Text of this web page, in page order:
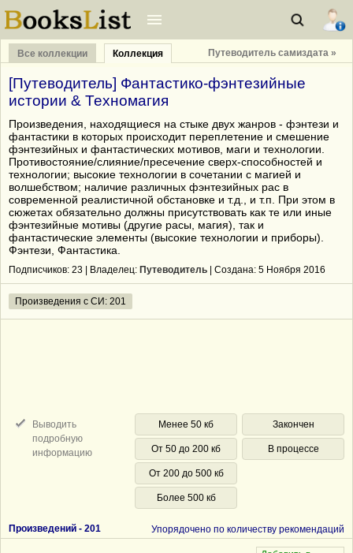
Все коллекции Коллекция Путеводитель самиздата »
[Путеводитель] Фантастико-фэнтезийные
истории & Техномагия
Произведения, находящиеся на стыке двух жанров - фэнтези и
фантастики в которых происходит переплетение и смешение
фэнтезийных и фантастических мотивов, маги и технологии.
Противостояние/слияние/пресечение сверх-способностей и
технологии; высокие технологии в сочетании с магией и
волшебством; наличие различных фэнтезийных рас в
современной реалистичной обстановке и т.д., и т.п. При этом в
сюжетах обязательно должны присутствовать как те или иные
фэнтезийные мотивы (другие расы, магия), так и
фантастические элементы (высокие технологии и приборы).
Фэнтези, Фантастика.
Подписчиков: 23 | Владелец: Путеводитель | Cоздана: 5 Ноября 2016
Произведения с СИ: 201
Выводить
подробную
информацию
Менее 50 кб
От 50 до 200 кб
От 200 до 500 кб
Более 500 кб
Закончен
В процессе
Произведений - 201 Упорядочено по количеству рекомендаций